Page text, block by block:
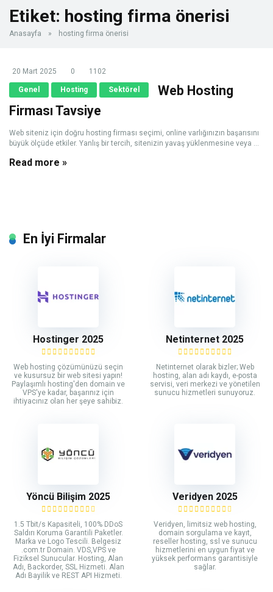
Etiket: hosting firma önerisi
Anasayfa » hosting firma önerisi
20 Mart 2025 0 1102
Genel Hosting Sektörel
Web Hosting
Firması Tavsiye
Web siteniz için doğru hosting firması seçimi, online varlığınızın başarısını
büyük ölçüde etkiler. Yanlış bir tercih, sitenizin yavaş yüklenmesine veya ...
Read more »
En İyi Firmalar
Hostinger 2025
Web hosting çözümünüzü seçin
ve kusursuz bir web sitesi yapın!
Paylaşımlı hosting'den domain ve
VPS'ye kadar, başarınız için
ihtiyacınız olan her şeye sahibiz.
Netinternet 2025
Netinternet olarak bizler; Web
hosting, alan adı kaydı, e-posta
servisi, veri merkezi ve yönetilen
sunucu hizmetleri sunuyoruz.
Yöncü Bilişim 2025
1.5 Tbit/s Kapasiteli, 100% DDoS
Saldırı Koruma Garantili Paketler.
Marka ve Logo Tescili. Belgesiz
.com.tr Domain. VDS,VPS ve
Fiziksel Sunucular. Hosting, Alan
Adı, Backorder, SSL Hizmeti. Alan
Adı Bayilik ve REST API Hizmeti.
Veridyen 2025
Veridyen, limitsiz web hosting,
domain sorgulama ve kayıt,
reseller hosting, ssl ve sunucu
hizmetlerini en uygun fiyat ve
yüksek performans garantisiyle
sağlar.